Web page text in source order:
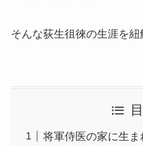
そんな荻生徂徠の生涯を紐
将軍侍医の家に生